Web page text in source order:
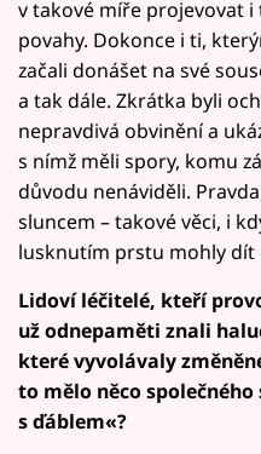
v takové míře projevovat
povahy. Dokonce i ti,
začali donášet na své
a tak dále. Zkrátka byli
nepravdivá obvinění a
s nímž měli spory, komu
důvodu nenáviděli.
sluncem – takové věci, i
lusknutím prstu mohly dít
Lidoví léčitelé, kteří
už odnepaměti znali
které vyvolávaly
to mělo něco
s ďáblem«?